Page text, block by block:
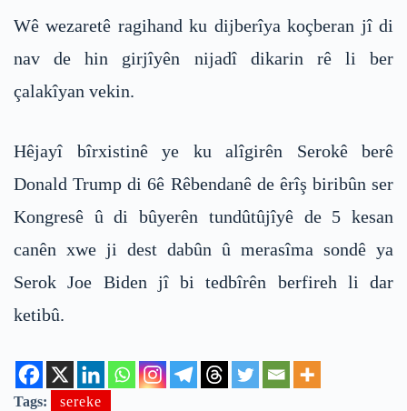
Wê wezaretê ragihand ku dijberîya koçberan jî di
nav de hin girjîyên nijadî dikarin rê li ber
çalakîyan vekin.
Hêjayî bîrxistinê ye ku alîgirên Serokê berê
Donald Trump di 6ê Rêbendanê de êrîş biribûn ser
Kongresê û di bûyerên tundûtûjîyê de 5 kesan
canên xwe ji dest dabûn û merasîma sondê ya
Serok Joe Biden jî bi tedbîrên berfireh li dar
ketibû.
Tags: sereke